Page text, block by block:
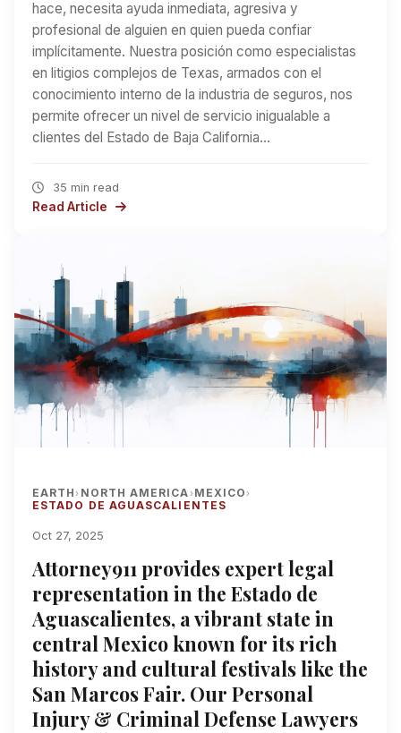
hace, necesita ayuda inmediata, agresiva y
profesional de alguien en quien pueda confiar
implícitamente. Nuestra posición como especialistas
en litigios complejos de Texas, armados con el
conocimiento interno de la industria de seguros, nos
permite ofrecer un nivel de servicio inigualable a
clientes del Estado de Baja California…
35 min read
Read Article
EARTH› NORTH AMERICA› MEXICO›
ESTADO DE AGUASCALIENTES
Oct 27, 2025
Attorney911 provides expert legal
representation in the Estado de
Aguascalientes, a vibrant state in
central Mexico known for its rich
history and cultural festivals like the
San Marcos Fair. Our Personal
Injury & Criminal Defense Lawyers